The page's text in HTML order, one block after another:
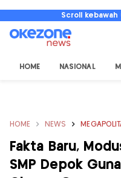
Scroll
HOME NASIONAL
HOME NEWS
Fakta Baru,
SMP Depok